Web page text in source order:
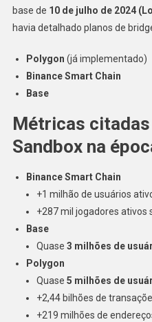
base de 10 de julho de 2024
havia detalhado planos de
Polygon (já implementado)
Binance Smart Chain
Base
Métricas citadas
Sandbox na
Binance Smart Chain
+1 milhão de usuários
+287 mil jogadores ativos
Base
Quase 3 milhões de
Polygon
Quase 5 milhões de
+2,44 bilhões de
+219 milhões de